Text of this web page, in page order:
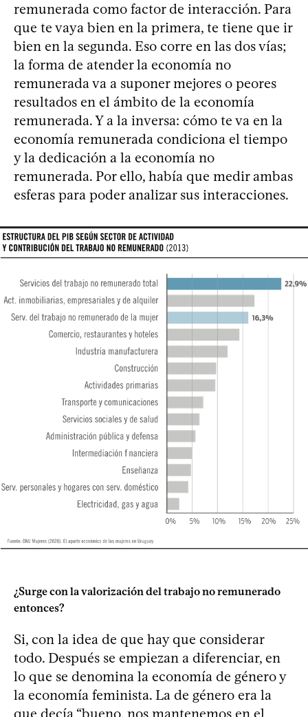
remunerada como factor de interacción. Para
que te vaya bien en la primera, te tiene que ir
bien en la segunda. Eso corre en las dos vías;
la forma de atender la economía no
remunerada va a suponer mejores o peores
resultados en el ámbito de la economía
remunerada. Y a la inversa: cómo te va en la
economía remunerada condiciona el tiempo
y la dedicación a la economía no
remunerada. Por ello, había que medir ambas
esferas para poder analizar sus interacciones.
¿Surge con la valorización del trabajo no remunerado
entonces?
Si, con la idea de que hay que considerar
todo. Después se empiezan a diferenciar, en
lo que se denomina la economía de género y
la economía feminista. La de género era la
que decía “bueno, nos mantenemos en el